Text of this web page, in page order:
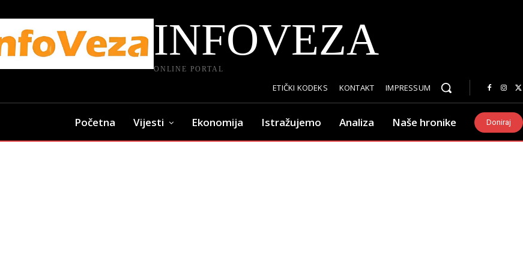
INFOVEZA
ONLINE PORTAL
ETIČKI KODEKS KONTAKT IMPRESSUM
Početna Vijesti Ekonomija Istražujemo Analiza Naše hronike Doniraj